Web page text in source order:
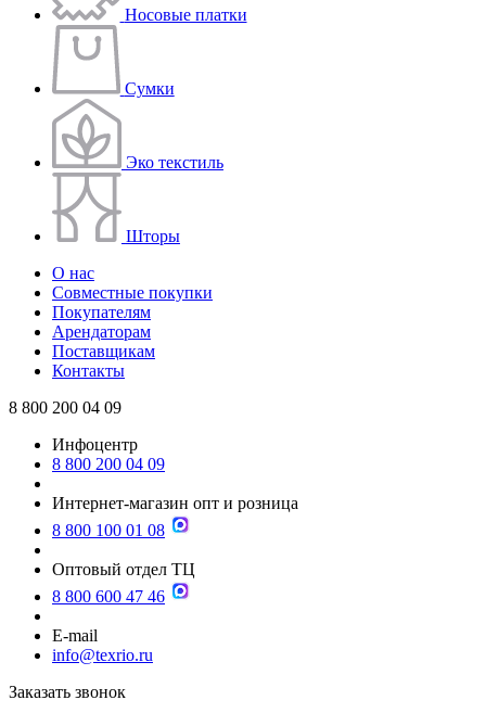
Носовые платки
Сумки
Эко текстиль
Шторы
О нас
Совместные покупки
Покупателям
Арендаторам
Поставщикам
Контакты
8 800 200 04 09
Инфоцентр
8 800 200 04 09
Интернет-магазин опт и розница
8 800 100 01 08
Оптовый отдел ТЦ
8 800 600 47 46
E-mail
info@texrio.ru
Заказать звонок